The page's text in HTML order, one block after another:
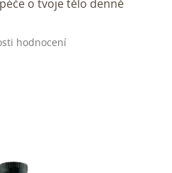
o tvoje tělo denně
hodnocení